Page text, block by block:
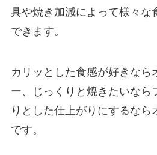
具や焼き加減によって様々な
できます。
カリッとした食感が好きなら
ー、じっくりと焼きたいなら
りとした仕上がりにするなら
です。